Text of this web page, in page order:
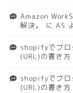
Amazon
解決。
に AS
shopifyでブロ
(URL)の書き方
shopifyでブロ
(URL)の書き方